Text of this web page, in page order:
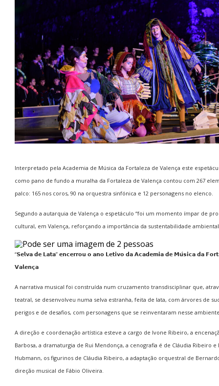
Interpretado pela Academia de Música da Fortaleza de Valença este
como pano de fundo a muralha da Fortaleza de Valença contou com 267
palco: 165 nos coros, 90 na orquestra sinfónica e 12 personagens no elenco.
Segundo a autarquia de Valença o espetáculo “foi um momento ímpar de
cultural, em Valença, reforçando a importância da sustentabilidade
“𝗦𝗲𝗹𝘃𝗮 𝗱𝗲 𝗟𝗮𝘁𝗮” 𝗲𝗻𝗰𝗲𝗿𝗿𝗼𝘂 𝗼 𝗮𝗻𝗼 𝗟𝗲𝘁𝗶𝘃𝗼 𝗱𝗮 𝗔𝗰𝗮𝗱𝗲𝗺𝗶𝗮 𝗱𝗲 𝗠𝘂́𝘀𝗶𝗰𝗮 𝗱𝗮
𝗩𝗮𝗹𝗲𝗻𝗰̧𝗮
A narrativa musical foi construída num cruzamento transdisciplinar que,
teatral, se desenvolveu numa selva estranha, feita de lata, com árvores de
perigos e de desafios, com personagens que se reinventaram nesse
A direção e coordenação artística esteve a cargo de Ivone Ribeiro, a
Barbosa, a dramaturgia de Rui Mendonça, a cenografia é de Cláudia Ribeiro e
Hubmann, os figurinos de Cláudia Ribeiro, a adaptação orquestral de
direção musical de Fábio Oliveira.